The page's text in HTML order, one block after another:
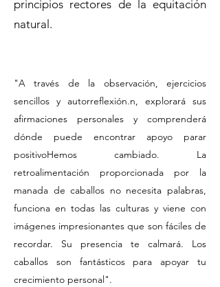
principios rectores de la equitación
natural.
"A través de la observación, ejercicios
sencillos y autorreflexión.n, explorará sus
afirmaciones personales y comprenderá
dónde puede encontrar apoyo parar
positivoHemos cambiado. La
retroalimentación proporcionada por la
manada de caballos no necesita palabras,
funciona en todas las culturas y viene con
imágenes impresionantes que son fáciles de
recordar. Su presencia te calmará. Los
caballos son fantásticos para apoyar tu
crecimiento personal".